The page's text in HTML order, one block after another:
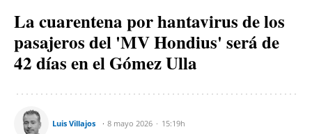
La cuarentena por hantavirus de los
pasajeros del 'MV Hondius' será de
42 días en el Gómez Ulla
Luis Villajos 8 mayo 2026 15:19h